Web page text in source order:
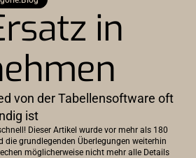
in
von der Tabellensoftware oft
ist
Dieser Artikel wurde vor mehr als 180
die grundlegenden Überlegungen weiterhin
möglicherweise nicht mehr alle Details